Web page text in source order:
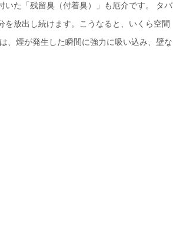
いた「残留臭（付着臭）」も厄介です。 タバ
放出し続けます。こうなると、いくら空間
、煙が発生した瞬間に強力に吸い込み、壁な